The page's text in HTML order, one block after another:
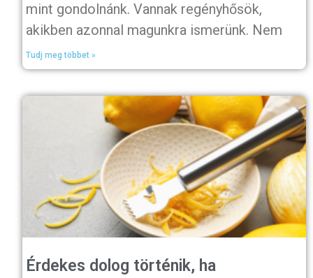
mint gondolnánk. Vannak regényhősök,
akikben azonnal magunkra ismerünk. Nem
Tudj meg többet »
Érdekes dolog történik, ha